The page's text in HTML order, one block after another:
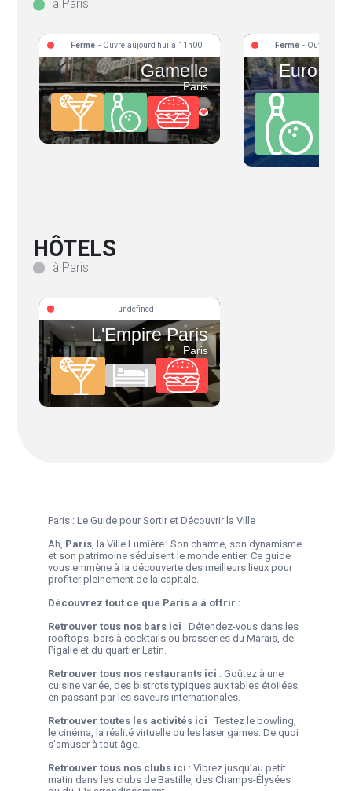
à Paris
Gamelle
Paris
Fermé - Ouvre aujourd'hui à 11h00
Euro
Fermé - Ouvre
HÔTELS
à Paris
L'Empire Paris
Paris
undefined
Paris : Le Guide pour Sortir et Découvrir la Ville
Ah, Paris, la Ville Lumière ! Son charme, son dynamisme
et son patrimoine séduisent le monde entier. Ce guide
vous emmène à la découverte des meilleurs lieux pour
profiter pleinement de la capitale.
Découvrez tout ce que Paris a à offrir :
Retrouver tous nos bars ici : Détendez-vous dans les
rooftops, bars à cocktails ou brasseries du Marais, de
Pigalle et du quartier Latin.
Retrouver tous nos restaurants ici : Goûtez à une
cuisine variée, des bistrots typiques aux tables étoilées,
en passant par les saveurs internationales.
Retrouver toutes les activités ici : Testez le bowling,
le cinéma, la réalité virtuelle ou les laser games. De quoi
s’amuser à tout âge.
Retrouver tous nos clubs ici : Vibrez jusqu’au petit
matin dans les clubs de Bastille, des Champs-Élysées